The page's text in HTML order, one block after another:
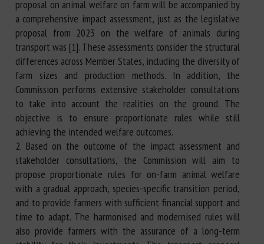
proposal on animal welfare on farm will be accompanied by
a comprehensive impact assessment, just as the legislative
proposal from 2023 on the welfare of animals during
transport was [1]. These assessments consider the structural
differences across Member States, including the diversity of
farm sizes and production methods. In addition, the
Commission performs extensive stakeholder consultations
to take into account the realities on the ground. The
objective is to ensure proportionate rules while still
achieving the intended welfare outcomes.
2. Based on the outcome of the impact assessment and
stakeholder consultations, the Commission will aim to
propose proportionate rules for on-farm animal welfare
with a gradual approach, species-specific transition period,
and to provide farmers with sufficient financial support and
time to adapt. The harmonised and modernised rules will
also provide farmers with the assurance of a long-term